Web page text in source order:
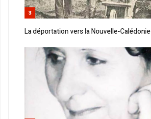
3
La déportation vers la Nouvelle-Calédonie